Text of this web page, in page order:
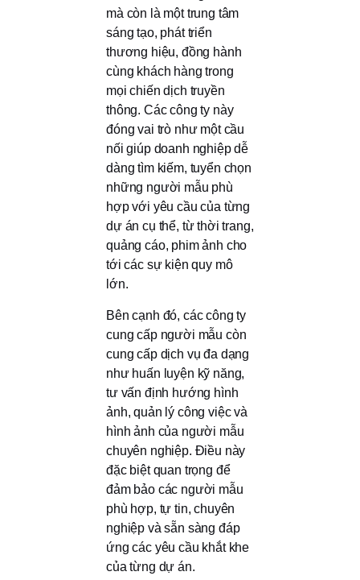
mà còn là một trung tâm
sáng tạo, phát triển
thương hiệu, đồng hành
cùng khách hàng trong
mọi chiến dịch truyền
thông. Các công ty này
đóng vai trò như một cầu
nối giúp doanh nghiệp dễ
dàng tìm kiếm, tuyển chọn
những người mẫu phù
hợp với yêu cầu của từng
dự án cụ thể, từ thời trang,
quảng cáo, phim ảnh cho
tới các sự kiện quy mô
lớn.
Bên cạnh đó, các công ty
cung cấp người mẫu còn
cung cấp dịch vụ đa dạng
như huấn luyện kỹ năng,
tư vấn định hướng hình
ảnh, quản lý công việc và
hình ảnh của người mẫu
chuyên nghiệp. Điều này
đặc biệt quan trọng để
đảm bảo các người mẫu
phù hợp, tự tin, chuyên
nghiệp và sẵn sàng đáp
ứng các yêu cầu khắt khe
của từng dự án.